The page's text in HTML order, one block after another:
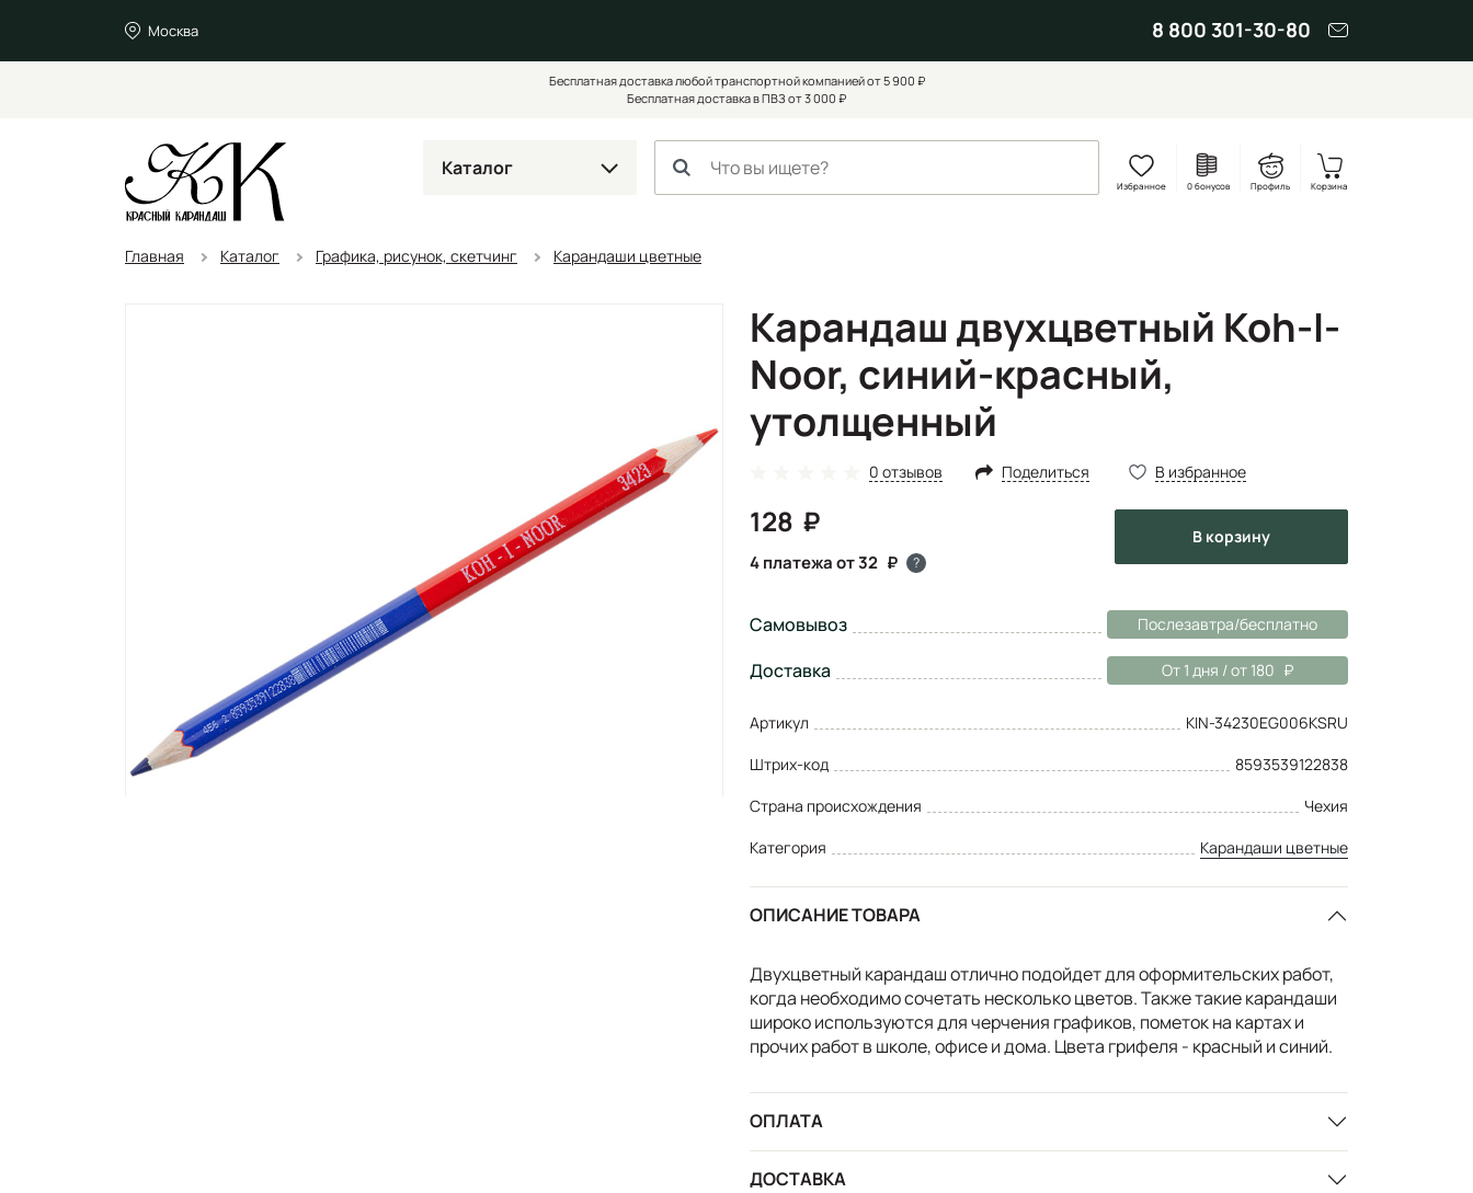
Москва 8 800 301-30-80
Бесплатная доставка любой транспортной компанией от 5 900 ₽
Бесплатная доставка в ПВЗ от 3 000 ₽
Каталог
Избранное 0 бонусов Профиль Корзина
Главная Каталог Графика, рисунок, скетчинг Карандаши цветные
Карандаш двухцветный Koh-I-
Noor, синий-красный,
утолщенный
0 отзывов Поделиться В избранное
128
4 платежа от 32 ?
в корзину
Самовывоз Послезавтра/бесплатно
Доставка От 1 дня / от 180
Артикул
KIN-34230EG006KSRU
Штрих-код
8593539122838
Страна происхождения
Чехия
Категория
Карандаши цветные
ОПИСАНИЕ ТОВАРА
Двухцветный карандаш отлично подойдет для оформительских работ,
когда необходимо сочетать несколько цветов. Также такие карандаши
широко используются для черчения графиков, пометок на картах и
прочих работ в школе, офисе и дома. Цвета грифеля - красный и синий.
ОПЛАТА
ДОСТАВКА